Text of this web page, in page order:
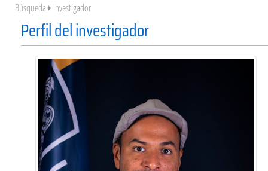
Búsqueda Investigador
Perfil del investigador